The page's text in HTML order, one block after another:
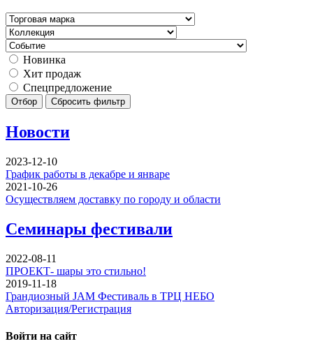
Новинка
Хит продаж
Спецпредложение
Отбор Сбросить фильтр
Новости
2023-12-10
График работы в декабре и январе
2021-10-26
Осуществляем доставку по городу и области
Семинары фестивали
2022-08-11
ПРОЕКТ- шары это стильно!
2019-11-18
Грандиозный JAM Фестиваль в ТРЦ НЕБО
Авторизация/Регистрация
Войти на сайт